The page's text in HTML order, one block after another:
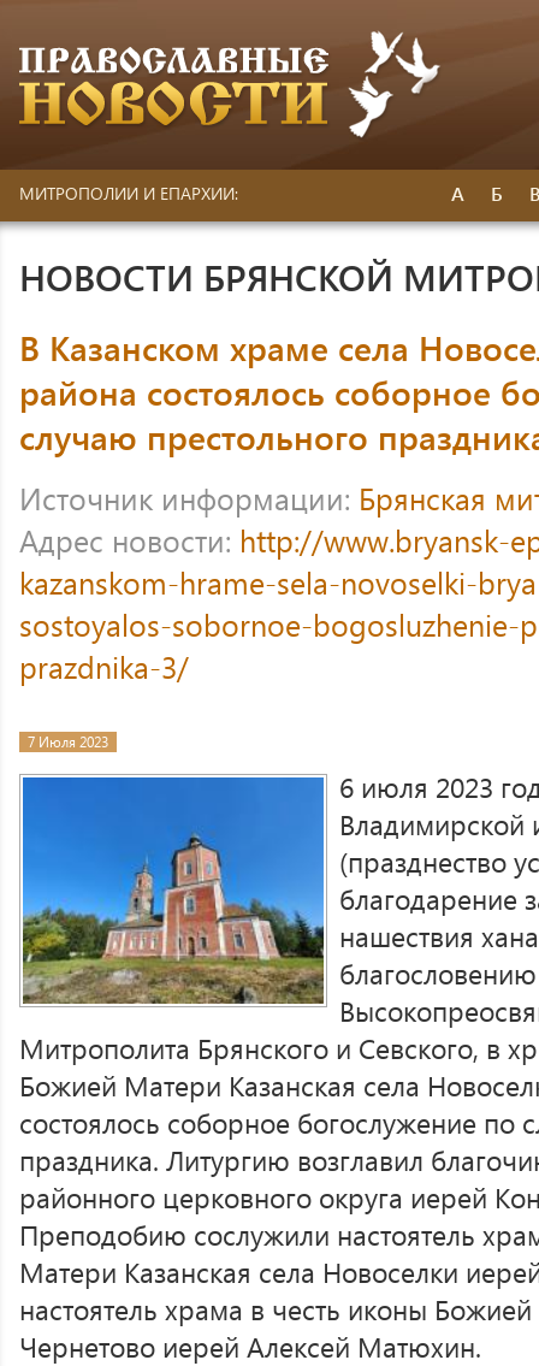
МИТРОПОЛИИ И ЕПАРХИИ: А Б
НОВОСТИ БРЯНСКОЙ
В Казанском храме села
района состоялось соборное
случаю престольного
Источник информации: Брянская
Адрес новости: http://www.bryansk-
kazanskom-hrame-sela-novoselki-
sostoyalos-sobornoe-
prazdnika-3/
7 Июля 2023
6 июля 2023
(празднество
благодарение
нашествия
благословению
Митрополита Брянского и Севского, в
Божией Матери Казанская села
состоялось соборное богослужение по
праздника. Литургию возглавил
районного церковного округа иерей
Преподобию сослужили настоятель
Матери Казанская села Новоселки
настоятель храма в честь иконы
Чернетово иерей Алексей Матюхин.